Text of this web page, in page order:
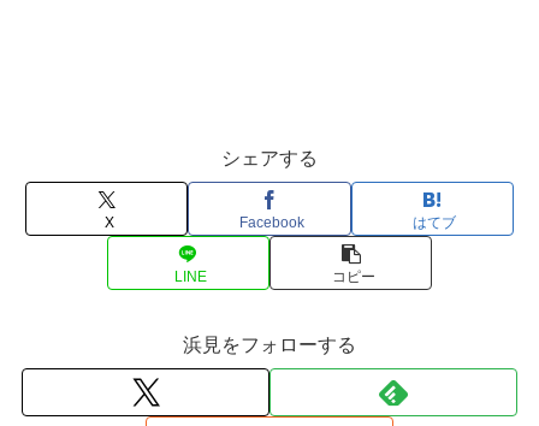
シェアする
X Facebook はてブ
LINE コピー
浜見をフォローする